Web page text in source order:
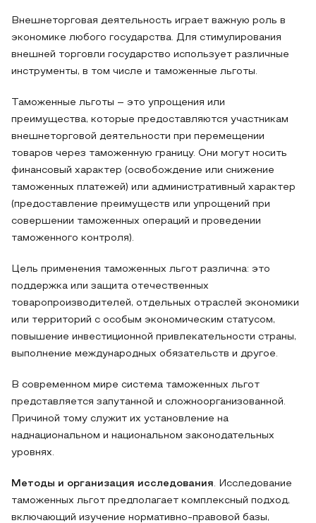
Внешнеторговая деятельность играет важную роль в
экономике любого государства. Для стимулирования
внешней торговли государство использует различные
инструменты, в том числе и таможенные льготы.
Таможенные льготы – это упрощения или
преимущества, которые предоставляются участникам
внешнеторговой деятельности при перемещении
товаров через таможенную границу. Они могут носить
финансовый характер (освобождение или снижение
таможенных платежей) или административный характер
(предоставление преимуществ или упрощений при
совершении таможенных операций и проведении
таможенного контроля).
Цель применения таможенных льгот различна: это
поддержка или защита отечественных
товаропроизводителей, отдельных отраслей экономики
или территорий с особым экономическим статусом,
повышение инвестиционной привлекательности страны,
выполнение международных обязательств и другое.
В современном мире система таможенных льгот
представляется запутанной и сложноорганизованной.
Причиной тому служит их установление на
наднациональном и национальном законодательных
уровнях.
Методы и организация исследования. Исследование
таможенных льгот предполагает комплексный подход,
включающий изучение нормативно-правовой базы,